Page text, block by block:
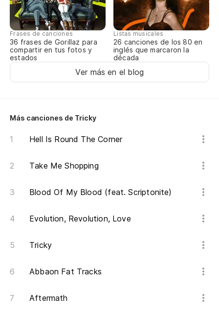
Frases de canciones
36 frases de Gorillaz para
compartir en tus fotos y
estados
Listas musicales
26 canciones de los 80 en
inglés que marcaron la
década
Ver más en el blog
Más canciones de Tricky
Hell Is Round The Corner
Take Me Shopping
Blood Of My Blood (feat. Scriptonite)
Evolution, Revolution, Love
Tricky
Abbaon Fat Tracks
Aftermath